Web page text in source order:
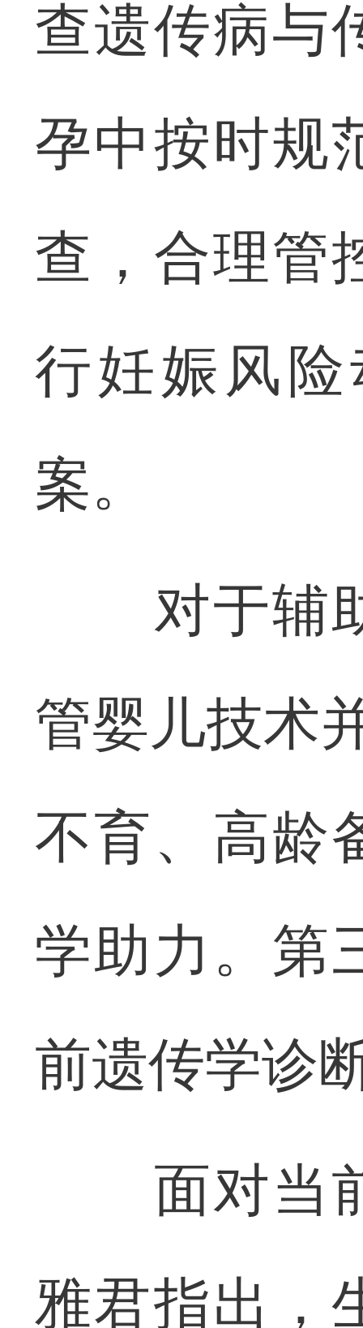
查遗传病与
孕中按时规
查，合理管
行妊娠风
案。
对于辅助
管婴儿技术
不育、高龄
学助力。第
前遗传学诊
面对当前
雅君指出，